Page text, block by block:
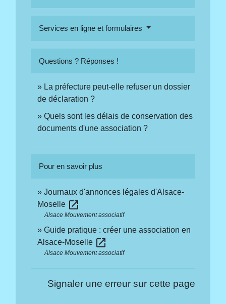
Services en ligne et formulaires
Questions ? Réponses !
La préfecture peut-elle refuser un dossier
de déclaration ?
Quels sont les délais de conservation des
documents d'une association ?
Pour en savoir plus
Journaux d'annonces légales d'Alsace-
Moselle open_in_new
Alsace Mouvement associatif
Guide pratique : créer une association en
Alsace-Moselle open_in_new
Alsace Mouvement associatif
Signaler une erreur sur cette page